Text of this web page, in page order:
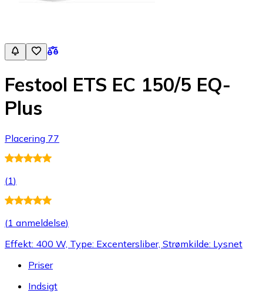
Festool ETS EC 150/5 EQ-
Plus
Placering 77
(1)
(1 anmeldelse)
Effekt: 400 W, Type: Excentersliber, Strømkilde: Lysnet
Priser
Indsigt